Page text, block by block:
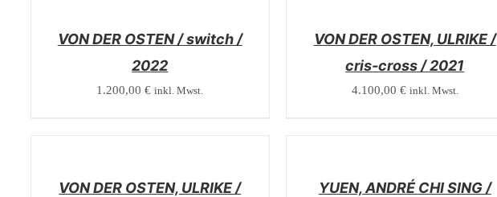
VON DER OSTEN / switch /
2022
1.200,00€ inkl. Mwst.
VON DER OSTEN, ULRIKE /
cris-cross / 2021
4.100,00 € inkl. Mwst.
VON DER OSTEN, ULRIKE /
YUEN, ANDRÉ CHI SING /